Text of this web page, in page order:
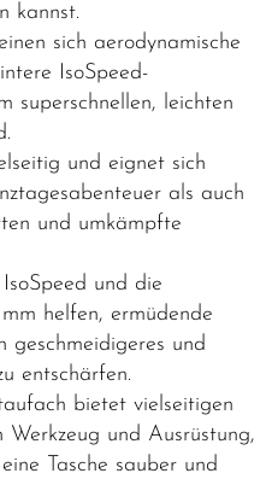
kannst.
sich aerodynamische
IsoSpeed-
superschnellen, leichten
und eignet sich
als auch
und umkämpfte
und die
helfen, ermüdende
geschmeidigeres und
entschärfen.
bietet vielseitigen
und Ausrüstung,
Tasche sauber und